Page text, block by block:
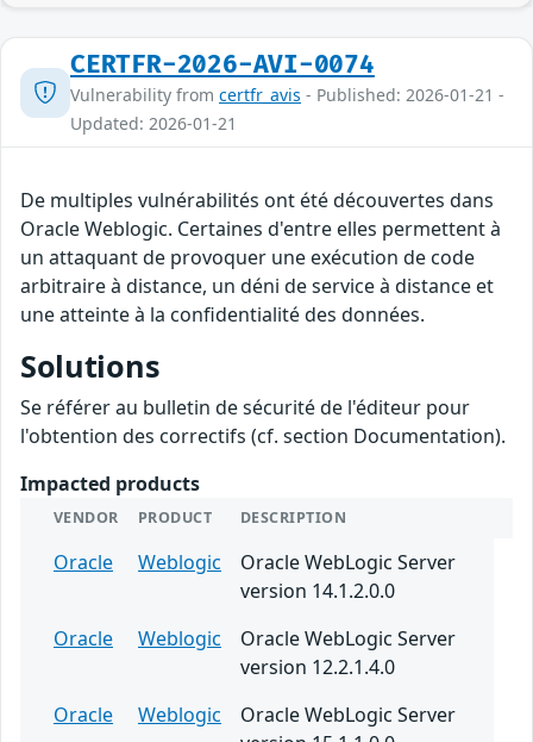
CERTFR-2026-AVI-0074
Vulnerability from certfr_avis - Published: 2026-01-21 -
Updated: 2026-01-21
De multiples vulnérabilités ont été découvertes dans
Oracle Weblogic. Certaines d'entre elles permettent à
un attaquant de provoquer une exécution de code
arbitraire à distance, un déni de service à distance et
une atteinte à la confidentialité des données.
Solutions
Se référer au bulletin de sécurité de l'éditeur pour
l'obtention des correctifs (cf. section Documentation).
Impacted products
VENDOR PRODUCT DESCRIPTION
Oracle Weblogic
Oracle WebLogic Server
version 14.1.2.0.0
Oracle
Weblogic
Oracle WebLogic Server
version 12.2.1.4.0
Oracle
Weblogic
Oracle WebLogic Server